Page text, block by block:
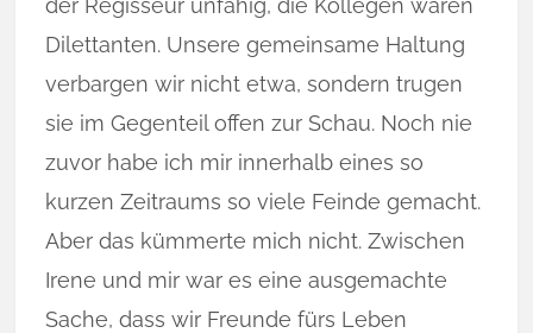
der Regisseur unfähig, die Kollegen waren
Dilettanten. Unsere gemeinsame Haltung
verbargen wir nicht etwa, sondern trugen
sie im Gegenteil offen zur Schau. Noch nie
zuvor habe ich mir innerhalb eines so
kurzen Zeitraums so viele Feinde gemacht.
Aber das kümmerte mich nicht. Zwischen
Irene und mir war es eine ausgemachte
Sache, dass wir Freunde fürs Leben